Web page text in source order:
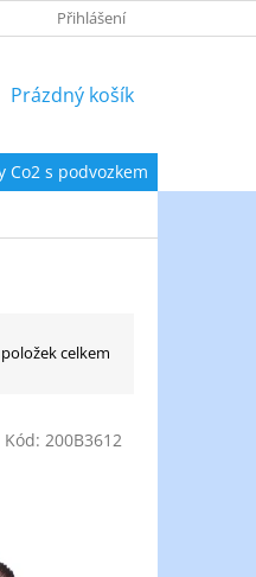
ZÁSADY POUŽÍVÁNÍ
Přihlášení
NÁKUPNÍ
Prázdný košík
Co2 s podvozkem
položek celkem
Kód: 200B3612